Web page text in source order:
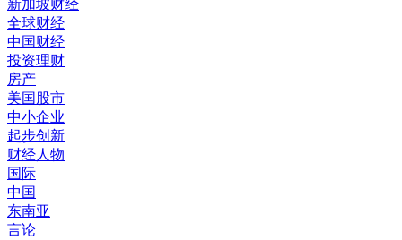
新加坡财经
全球财经
中国财经
投资理财
房产
美国股市
中小企业
起步创新
财经人物
国际
中国
东南亚
言论